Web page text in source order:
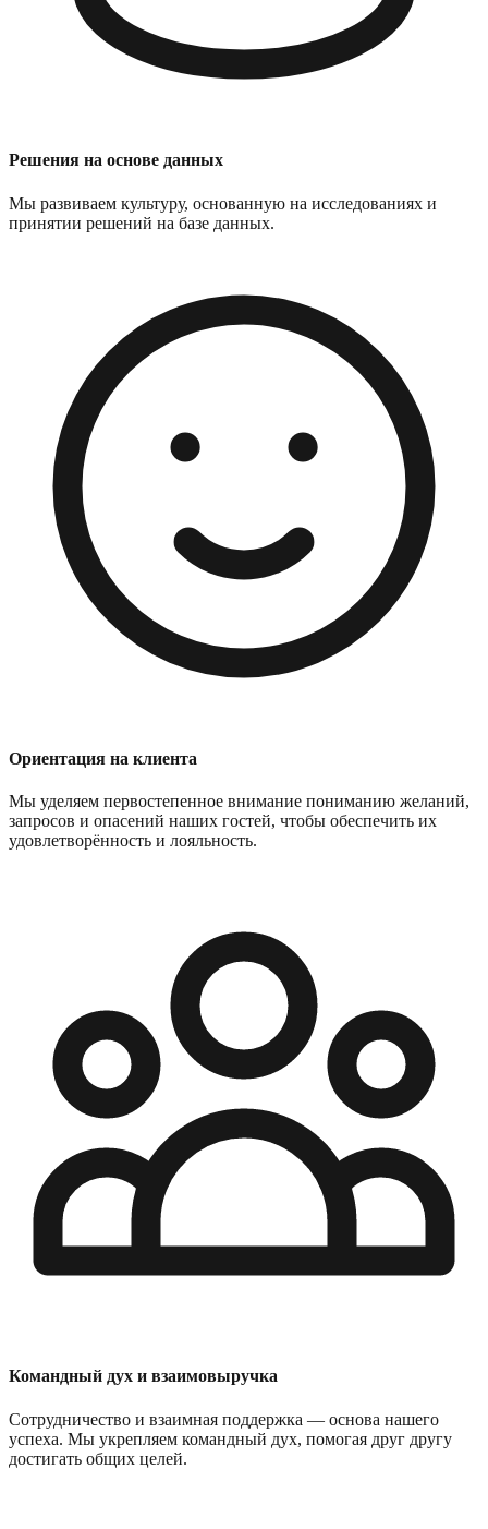
Решения на основе данных
Мы развиваем культуру, основанную на исследованиях и
принятии решений на базе данных.
Ориентация на клиента
Мы уделяем первостепенное внимание пониманию желаний,
запросов и опасений наших гостей, чтобы обеспечить их
удовлетворённость и лояльность.
Командный дух и взаимовыручка
Сотрудничество и взаимная поддержка — основа нашего
успеха. Мы укрепляем командный дух, помогая друг другу
достигать общих целей.